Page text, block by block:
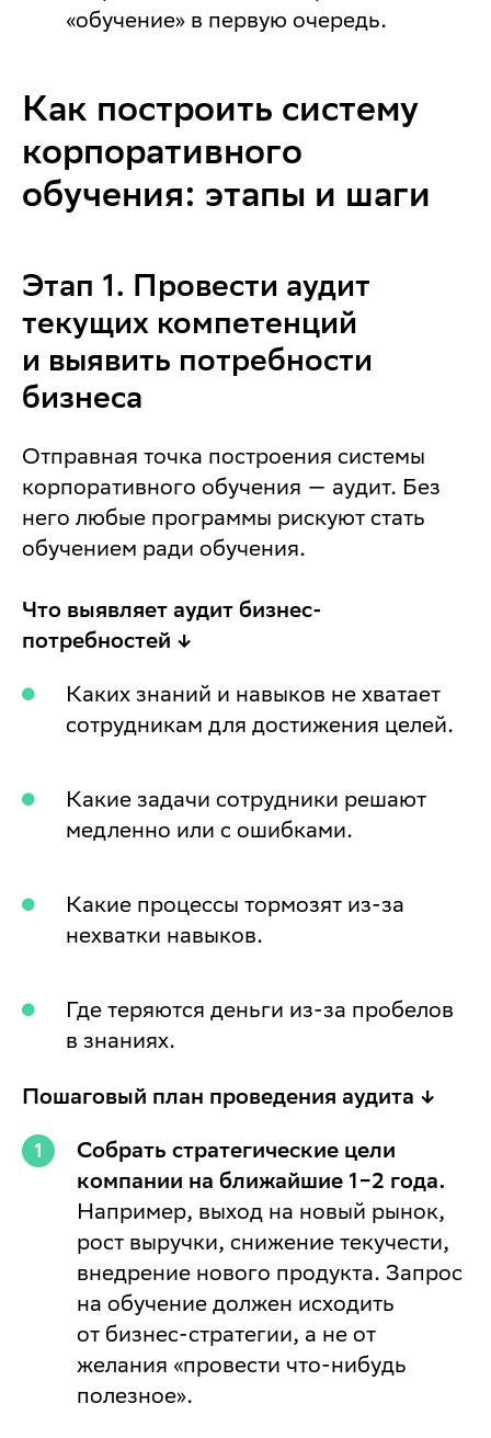
«обучение» в первую очередь.
Как построить систему
корпоративного
обучения: этапы и шаги
Этап 1. Провести аудит
текущих компетенций
и выявить потребности
бизнеса
Отправная точка построения системы
корпоративного обучения — аудит. Без
него любые программы рискуют стать
обучением ради обучения.
Что выявляет аудит бизнес-
потребностей ↓
Каких знаний и навыков не хватает
сотрудникам для достижения целей.
Какие задачи сотрудники решают
медленно или с ошибками.
Какие процессы тормозят из-за
нехватки навыков.
Где теряются деньги из-за пробелов
в знаниях.
Пошаговый план проведения аудита ↓
Собрать стратегические цели
компании на ближайшие 1−2 года.
Например, выход на новый рынок,
рост выручки, снижение текучести,
внедрение нового продукта. Запрос
на обучение должен исходить
от бизнес-стратегии, а не от
желания «провести что-нибудь
полезное».